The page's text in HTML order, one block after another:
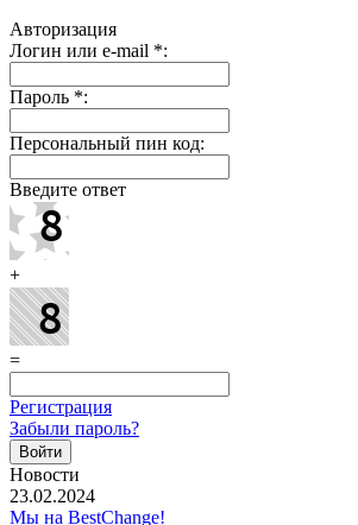
Авторизация
Логин или e-mail *:
Пароль *:
Персональный пин код:
Введите ответ
+
=
Регистрация
Забыли пароль?
Новости
23.02.2024
Мы на BestChange!